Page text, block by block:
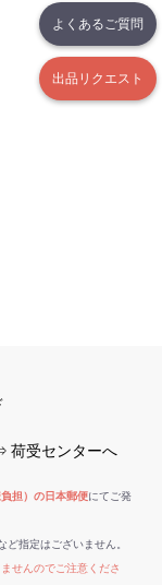
よくあるご質問
出品リクエスト
荷受センターへ
担）の日本郵便にてご発
指定はございません。
せんのでご注意くださ